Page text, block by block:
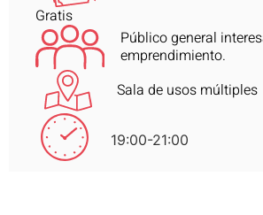
Gratis
Público general
emprendimiento.
Sala de usos múltiples
19:00-21:00